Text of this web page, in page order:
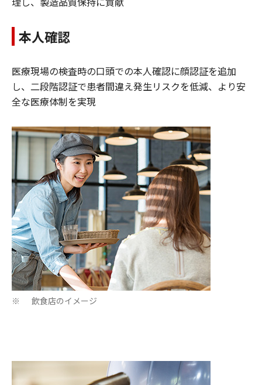
本人確認
医療現場の検査時の口頭での本人確認に顔認証を追加
し、二段階認証で患者間違え発生リスクを低減、より安
全な医療体制を実現
※ 飲食店のイメージ